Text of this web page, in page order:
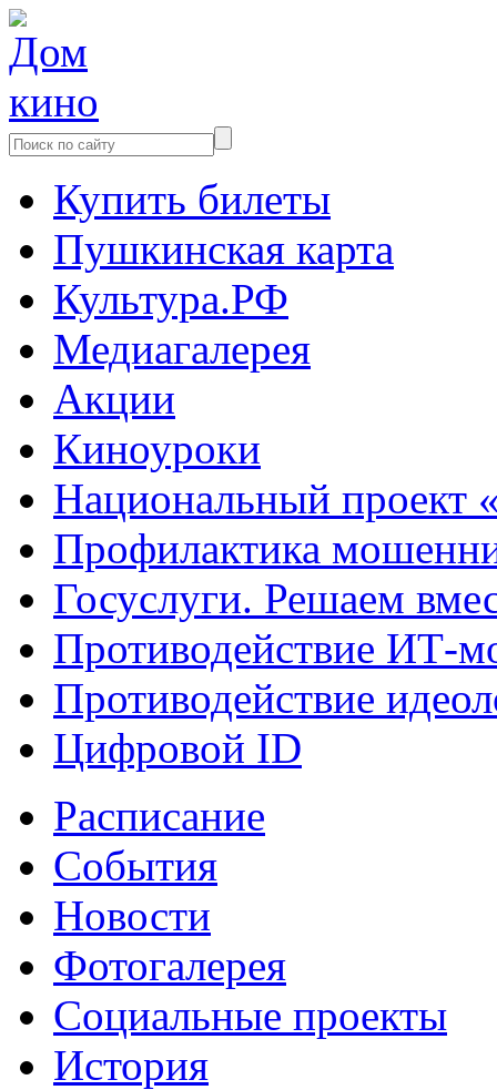
Купить билеты
Пушкинская карта
Культура.РФ
Медиагалерея
Акции
Киноуроки
Национальный проект
Профилактика
Госуслуги. Решаем
Противодействие ИТ-
Противодействие
Цифровой ID
Расписание
События
Новости
Фотогалерея
Социальные проекты
История